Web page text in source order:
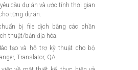
cầu dự án và ước tính thời gian
từng dự án.
bị file dịch bằng các phần
thuật/bản địa hóa.
tạo và hỗ trợ kỹ thuật cho bộ
Translator, QA.